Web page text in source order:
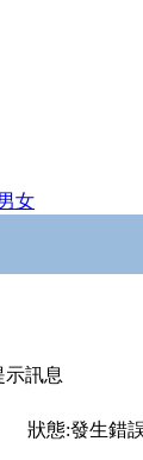
女
示訊息
狀態:發生錯